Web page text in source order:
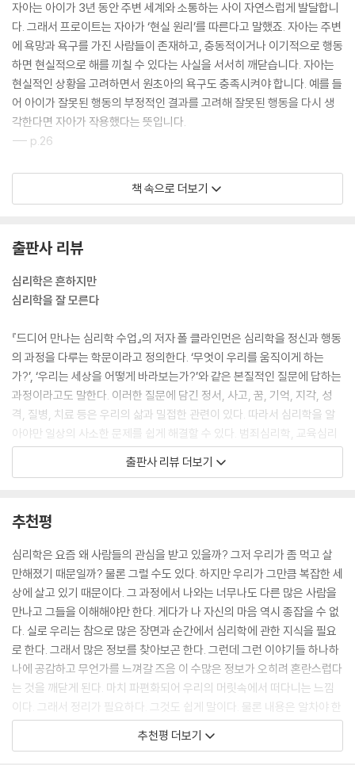
자아는 아이가 3년 동안 주변 세계와 소통하는 사이 자연스럽게 발달합니
다. 그래서 프로이트는 자아가 ‘현실 원리’를 따른다고 말했죠. 자아는 주변
에 욕망과 욕구를 가진 사람들이 존재하고, 충동적이거나 이기적으로 행동
하면 현실적으로 해를 끼칠 수 있다는 사실을 서서히 깨닫습니다. 자아는
현실적인 상황을 고려하면서 원초아의 욕구도 충족시켜야 합니다. 예를 들
어 아이가 잘못된 행동의 부정적인 결과를 고려해 잘못된 행동을 다시 생
각한다면 자아가 작용했다는 뜻입니다.
--- p.26
프롬은 개인이 자유로우려면 외부의 권위로부터 자유로워야 한다는 보편
적인 믿음에는 동의하면서도, 인간의 내면에는 자유를 제한하고 억제하는
적인 상태이자 어떤 목적이나 의미를 느끼기 위해 자기 외에는 누구에게도
의존하지 않는 상태를 가리킵니다. 따라서 자유로우면 고립감과 두려움,
소외감, 공허함에 빠질 수 있고, 심한 경우에는 진정한 자유의 형태가 정신
--- p.73
인지심리학은 인간이 정보를 습득하고 처리하고 저장하는 방식에 초점을
맞춘 심리학의 한 분야입니다. 1950년대 이전에는 행동주의가 지배적인
학파였지만, 이후 20년 동안 심리학은 관찰 가능한 행동을 연구하는 방식
에서 내면의 정신 과정을 연구하는 방식으로 변화했습니다. 주의력과 기
억, 문제 해결, 지각, 지능, 의사 결정 및 언어 처리와 같은 주제에 초점을
맞추기 시작했죠. 인지심리학은 정신분석가의 주관적 인식에 의존하는 것
이 아니라, 과학적 연구 방법을 통해 정신의 과정을 알아본다는 점에서 정
--- p.85
합의성 착각 효과는 나의 의견이나 신념이 모든 사람의 공통된 의견과 신
념이라고 믿는 현상입니다. 마찬가지로 고유성 착각 효과는 자신의 능력과
좋은 특성이 알고 보면 얼마나 흔한지를 과소평가하는 현상입니다. 합의성
착각 효과와 고유성 착각 효과는 인지적 편향의 예로, 뇌에서 더 빠른 속도
로 정보를 처리하기 위해 우리의 마음에서 일어나는 일종의 판단 결함입니
다.
--- p.123
아들러는 개인의 이득을 향한 욕구인 ‘우월성’과 공동체의 이득을 향한 욕
구인 ‘성공’이 우리를 행동하게 만드는 원동력이라고 확신했습니다. 모든
사람은 작고 연약한 육체를 갖고 태어나기 때문에 누구나 처음부터 열등감
책 속으로 더보기
출판사 리뷰
심리학은 흔하지만
심리학을 잘 모른다
『드디어 만나는 심리학 수업』의 저자 폴 클라인먼은 심리학을 정신과 행동
의 과정을 다루는 학문이라고 정의한다. ‘무엇이 우리를 움직이게 하는
가?’, ‘우리는 세상을 어떻게 바라보는가?’와 같은 본질적인 질문에 답하는
과정이라고도 말한다. 이러한 질문에 담긴 정서, 사고, 꿈, 기억, 지각, 성
격, 질병, 치료 등은 우리의 삶과 밀접한 관련이 있다. 따라서 심리학을 알
아야만 일상의 사소한 문제를 쉽게 해결할 수 있다. 범죄심리학, 교육심리
학, 상담심리학, 산업심리학 등 최근 들어 수많은 종류의 심리학이 유행하
거나 활용되고 있다. 소비심리, 투자심리, 아동심리 등 ‘심리’라는 단어 자
을 찾아보려고 한다. 우리는 이미 다양한 심리학과 함께 살아가고 있고, 이
제는 일상적으로도 학문적으로도 심리학 공부가 필수인 시대가 되었다. 그
래서인지 최근 책, 강연, TV, 유튜브 등 여러 미디어에서 심리학 지식이 쏟
아지고 있다. 하지만 그때그때 드문드문 소개될 뿐 심리학을 제대로 공부
할 만한 수단은 여전히 모자라다. 특히 파편화된 심리학 지식을 알기 쉽게
정리해 주는 콘텐츠는 매우 부족한 상황이다.
유쾌한 심리학 공부를 위해
친절하고 깔끔하게 정리하다
이 책은 80여 명의 심리학자와 50여 개의 심리학 이론을 깔끔하게 정리해
준다. 1부에서는 내면을 이해하는 데 필요한 심리학을 주로 다룬다. 무의
식, 욕구, 자아, 성격, 방어기제 등 내면의 여러 심리적 요소를 이해하는 데
출판사 리뷰 더보기
추천평
심리학은 요즘 왜 사람들의 관심을 받고 있을까? 그저 우리가 좀 먹고 살
만해졌기 때문일까? 물론 그럴 수도 있다. 하지만 우리가 그만큼 복잡한 세
상에 살고 있기 때문이다. 그 과정에서 나와는 너무나도 다른 많은 사람을
만나고 그들을 이해해야만 한다. 게다가 나 자신의 마음 역시 종잡을 수 없
다. 실로 우리는 참으로 많은 장면과 순간에서 심리학에 관한 지식을 필요
로 한다. 그래서 많은 정보를 찾아보곤 한다. 그런데 그런 이야기들 하나하
나에 공감하고 무언가를 느껴갈 즈음 이 수많은 정보가 오히려 혼란스럽다
는 것을 깨닫게 된다. 마치 파편화되어 우리의 머릿속에서 떠다니는 느낌
이다. 그래서 정리가 필요하다. 그것도 쉽게 말이다. 물론 내용은 알차야 한
다. 이는 참으로 어려운 일이다. 심리학 전문가들이 쓴 책은 내용은 풍부하
지만 이해하기 어려운 경우가 대부분이다. 그렇다고 읽기 쉬운 책을 집어
추천평 더보기